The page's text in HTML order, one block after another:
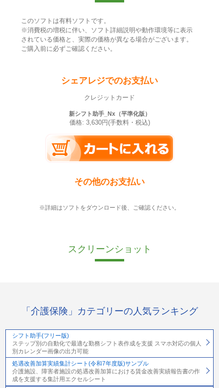
このソフトは有料ソフトです。
※消費税の増税に伴い、ソフト詳細説明や動作環境等に表示
されている価格と、実際の価格が異なる場合がございます。
ご購入前に必ずご確認ください。
シェアレジでのお支払い
クレジットカード
新シフト助手_Nx（平準化版）
価格: 3,630円(手数料・税込)
その他のお支払い
※詳細はソフトをダウンロード後、ご確認ください。
スクリーンショット
「介護保険」カテゴリーの人気ランキング
シフト助手(フリー版)
ステップ別の自動化で最適な勤務シフト表作成を支援 スマホ対応の個人
別カレンダー画像の出力可能
処遇改善加算実績集計シート(令和7年度版)サンプル
介護施設、障害者施設の処遇改善加算における賃金改善実績報告書の作
成を支援する集計用エクセルシート